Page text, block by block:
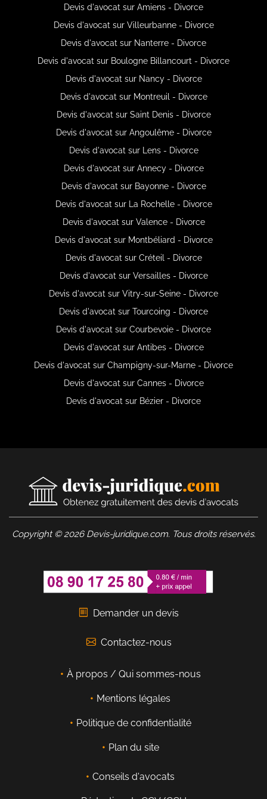
Devis d'avocat sur Amiens - Divorce
Devis d'avocat sur Villeurbanne - Divorce
Devis d'avocat sur Nanterre - Divorce
Devis d'avocat sur Boulogne Billancourt - Divorce
Devis d'avocat sur Nancy - Divorce
Devis d'avocat sur Montreuil - Divorce
Devis d'avocat sur Saint Denis - Divorce
Devis d'avocat sur Angoulême - Divorce
Devis d'avocat sur Lens - Divorce
Devis d'avocat sur Annecy - Divorce
Devis d'avocat sur Bayonne - Divorce
Devis d'avocat sur La Rochelle - Divorce
Devis d'avocat sur Valence - Divorce
Devis d'avocat sur Montbéliard - Divorce
Devis d'avocat sur Créteil - Divorce
Devis d'avocat sur Versailles - Divorce
Devis d'avocat sur Vitry-sur-Seine - Divorce
Devis d'avocat sur Tourcoing - Divorce
Devis d'avocat sur Courbevoie - Divorce
Devis d'avocat sur Antibes - Divorce
Devis d'avocat sur Champigny-sur-Marne - Divorce
Devis d'avocat sur Cannes - Divorce
Devis d'avocat sur Bézier - Divorce
Copyright © 2026 Devis-juridique.com. Tous droits réservés.
Demander un devis
Contactez-nous
À propos / Qui sommes-nous
Mentions légales
Politique de confidentialité
Plan du site
Conseils d'avocats